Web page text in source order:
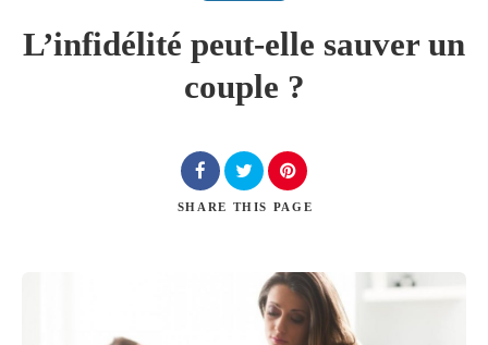
L’infidélité peut-elle sauver un
couple ?
SHARE THIS PAGE